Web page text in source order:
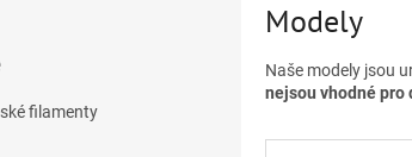
filamenty
Modely
Naše modely jsou
nejsou vhodné pro